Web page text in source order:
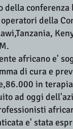
conferenza
della
africano e'
di cura e
in
ad oggi
e' stata